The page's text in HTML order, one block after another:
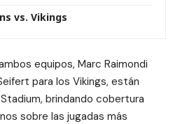
vs. Vikings
equipos, Marc Raimondi
para los Vikings, están
brindando cobertura
sobre las jugadas más